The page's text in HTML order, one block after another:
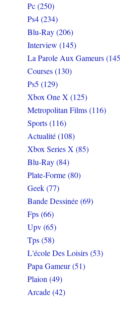
Pc (250)
Ps4 (234)
Blu-Ray (206)
Interview (145)
La Parole Aux Gameurs
Courses (130)
Ps5 (129)
Xbox One X (125)
Metropolitan Films (116)
Sports (116)
Actualité (108)
Xbox Series X (85)
Blu-Ray (84)
Plate-Forme (80)
Geek (77)
Bande Dessinée (69)
Fps (66)
Upv (65)
Tps (58)
L'école Des Loisirs (53)
Papa Gameur (51)
Plaion (49)
Arcade (42)